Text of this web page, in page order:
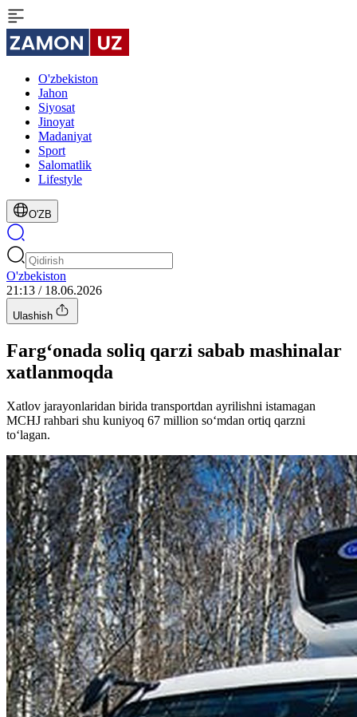
O'zbekiston
Jahon
Siyosat
Jinoyat
Madaniyat
Sport
Salomatlik
Lifestyle
O'ZB
O'zbekiston
21:13 / 18.06.2026
Ulashish
Farg‘onada soliq qarzi sabab mashinalar
xatlanmoqda
Xatlov jarayonlaridan birida transportdan ayrilishni istamagan
MCHJ rahbari shu kuniyoq 67 million so‘mdan ortiq qarzni
to‘lagan.